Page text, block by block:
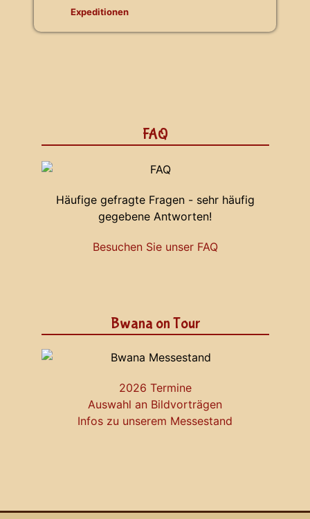
Expeditionen
FAQ
Häufige gefragte Fragen - sehr häufig
gegebene Antworten!
Besuchen Sie unser FAQ
Bwana on Tour
2026 Termine
Auswahl an Bildvorträgen
Infos zu unserem Messestand